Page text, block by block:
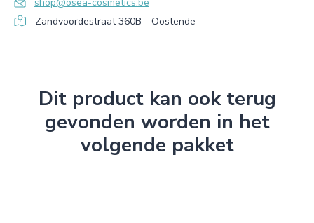
Zandvoordestraat 360B - Oostende
Dit product kan ook terug
gevonden worden in het
volgende pakket